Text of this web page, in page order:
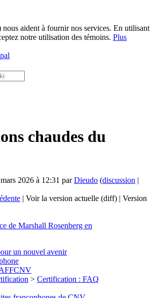
aident à fournir nos services. En utilisant
notre utilisation des témoins. Plus
chaudes du
2026 à 12:31 parDieudo (discussion |
| Voir la version actuelle (diff) | Version
de Marshall Rosenberg en
un nouvel avenir
> Certification : FAQ